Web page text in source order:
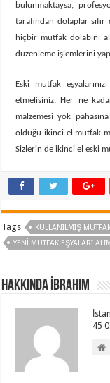
bulunmaktaysa,
tarafından dolaplar sıfır
hiçbir mutfak dolabını
düzenleme işlemlerini
Eski mutfak
etmelisiniz. Her ne
malzemesi yok
olduğu ikinci el mutfak
Sizlerin de ikinci el eski
Tags KULLANILMIŞ
YENI MUTFAK EŞYALARI
Hakkında İbrahim
45